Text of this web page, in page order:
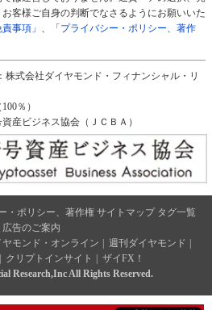
客様ご自身の判断でなさるようにお願いいた
責事項」 、
「プライバシー・ポリシー、著作
式会社ダイヤモンド・フィナンシャル・リ
％）
産ビジネス協会（ＪＣＢＡ）
・ポリシー、著作権 サイトマップ タグ一覧
広告のご案内
ヤモンド・オンライン 週刊ダイヤモンド
クリプトインサイト
ザイFX！
Research,Inc All Rights Reserved.